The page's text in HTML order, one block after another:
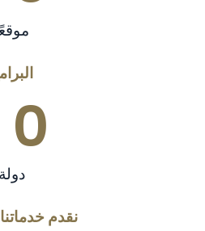
0
دولة
نقدم